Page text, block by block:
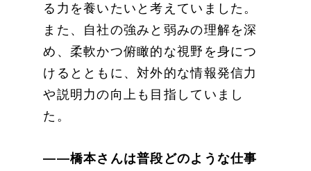
る力を養いたいと考えていました。
また、自社の強みと弱みの理解を深
め、柔軟かつ俯瞰的な視野を身につ
けるとともに、対外的な情報発信力
や説明力の向上も目指していまし
た。
——橋本さんは普段どのような仕事